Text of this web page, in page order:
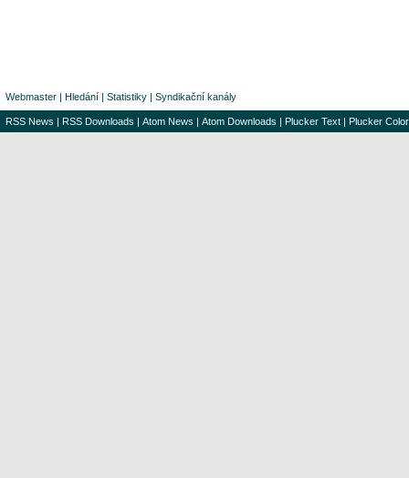
Webmaster | Hledání | Statistiky | Syndikační kanály
RSS News | RSS Downloads | Atom News | Atom Downloads | Plucker Text | Plucker Color